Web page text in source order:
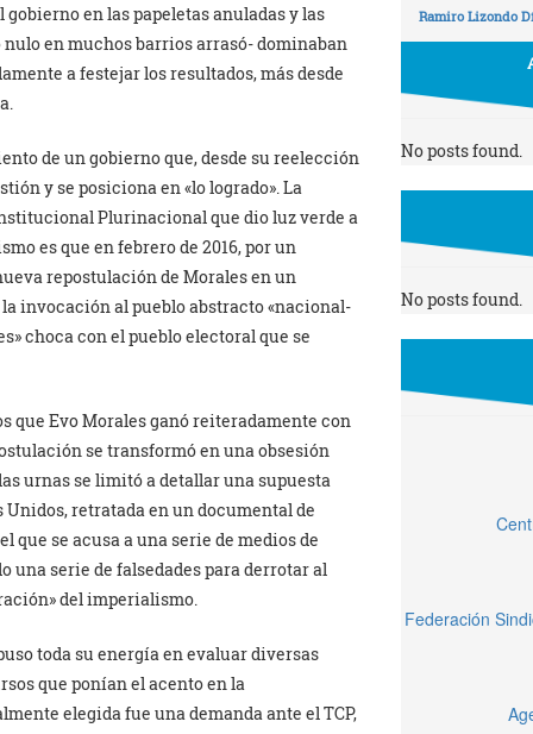
en las papeletas anuladas y las
en muchos barrios arrasó- dominaban
a festejar los resultados, más desde
de un gobierno que, desde su reelección
y se posiciona en «lo logrado». La
Plurinacional que dio luz verde a
es que en febrero de 2016, por un
repostulación de Morales en un
invocación al pueblo abstracto «nacional-
choca con el pueblo electoral que se
que Evo Morales ganó reiteradamente con
se transformó en una obsesión
urnas se limitó a detallar una supuesta
retratada en un documental de
que se acusa a una serie de medios de
una serie de falsedades para derrotar al
del imperialismo.
toda su energía en evaluar diversas
que ponían el acento en la
elegida fue una demanda ante el TCP,
Ramiro Lizondo
No posts found.
No posts found.
Federación